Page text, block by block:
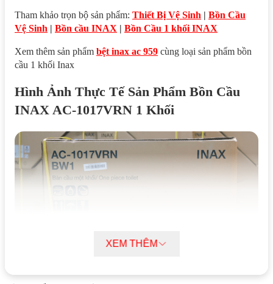
Tham khảo trọn bộ sản phẩm: Thiết Bị Vệ Sinh | Bồn Cầu
Vệ Sinh | Bồn cầu INAX | Bồn Cầu 1 khối INAX
Xem thêm sản phẩm bệt inax ac 959 cùng loại sản phẩm bồn
cầu 1 khối Inax
Hình Ảnh Thực Tế Sản Phẩm Bồn Cầu
INAX AC-1017VRN 1 Khối
XEM THÊM